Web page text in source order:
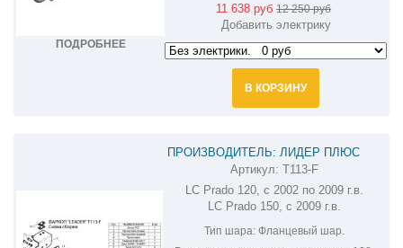
ПОДРОБНЕЕ
11 638 руб12 250 руб
Добавить электрику
В КОРЗИНУ
ПРОИЗВОДИТЕЛЬ: ЛИДЕР ПЛЮС
ФАРКОП НА TOYOTA LAND CRUISER
PRADO 150,120 T113-F
Артикул: T113-F
LC Prado 120, с 2002 по 2009 г.в.
LC Prado 150, с 2009 г.в.
Тип шара: Фланцевый шар.